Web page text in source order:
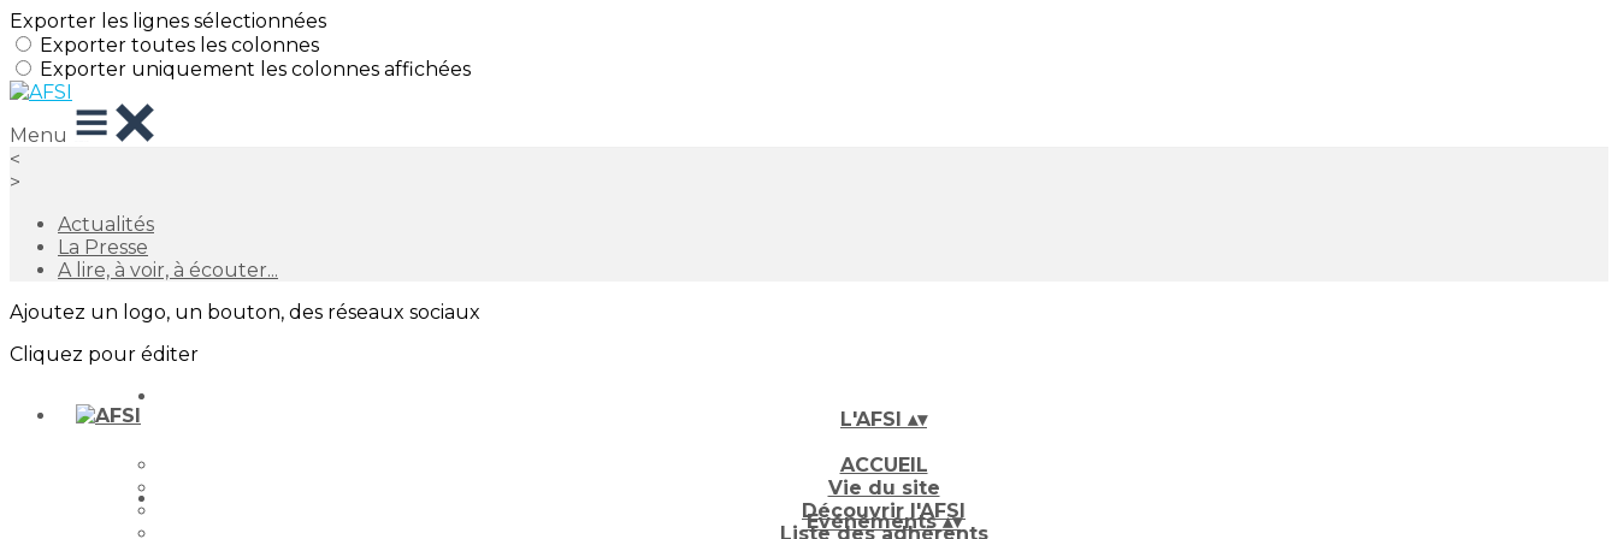
Exporter les lignes sélectionnées
Exporter toutes les colonnes
Exporter uniquement les colonnes affichées
Menu
<
>
Actualités
La Presse
A lire, à voir, à écouter...
Ajoutez un logo, un bouton, des réseaux sociaux
Cliquez pour éditer
L'AFSI ▴▾
ACCUEIL
Vie du site
Découvrir l'AFSI
Liste des adhérents
Evénements▴▾